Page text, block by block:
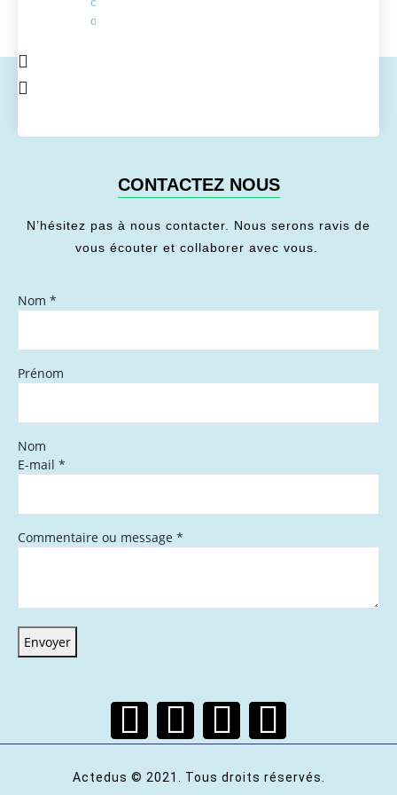
de l'énergie
CONTACTEZ NOUS
N’hésitez pas à nous contacter. Nous serons ravis de
vous écouter et collaborer avec vous.
Nom *
Prénom
Nom
E-mail *
Commentaire ou message *
Envoyer
Actedus © 2021. Tous droits réservés.